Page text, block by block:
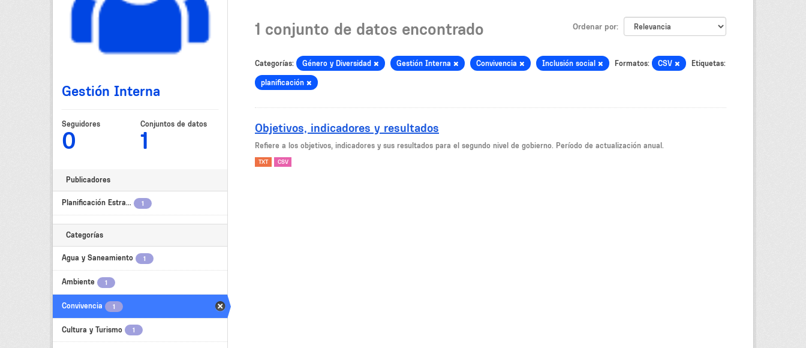
Gestión Interna
Seguidores
0
Conjuntos de datos
1
Publicadores
Planificación Estra... 1
Categorías
Agua y Saneamiento 1
Ambiente 1
Convivencia 1
Cultura y Turismo 1
Ordenar por
1 conjunto de datos encontrado
Categorías: Género y Diversidad Gestión Interna Convivencia Inclusión social Formatos: CSV Etiquetas:
planificación
Objetivos, indicadores y resultados
Refiere a los objetivos, indicadores y sus resultados para el segundo nivel de gobierno. Período de actualización anual.
TXT CSV